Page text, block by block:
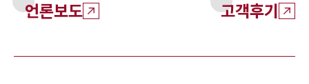
언론보도 고객후기